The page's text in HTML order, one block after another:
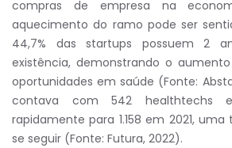
compras de empresa na
aquecimento do ramo pode ser
44,7% das startups possuem 2
existência, demonstrando o
oportunidades em saúde (Fonte:
contava com 542 healthtechs
rapidamente para 1.158 em 2021,
se seguir (Fonte: Futura, 2022).